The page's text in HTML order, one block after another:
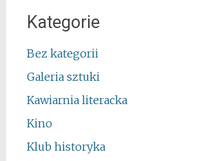
Kategorie
Bez kategorii
Galeria sztuki
Kawiarnia literacka
Kino
Klub historyka